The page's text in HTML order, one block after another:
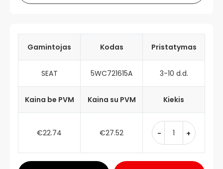
Gamintojas Kodas Pristatymas
SEAT 5WC721615A 3-10 d.d.
Kaina be PVM Kaina su PVM Kiekis
€22.74 €27.52 - +